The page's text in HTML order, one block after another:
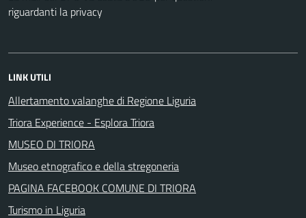
riguardanti la privacy
LINK UTILI
Allertamento valanghe di Regione Liguria
Triora Experience - Esplora Triora
MUSEO DI TRIORA
Museo etnografico e della stregoneria
PAGINA FACEBOOK COMUNE DI TRIORA
Turismo in Liguria